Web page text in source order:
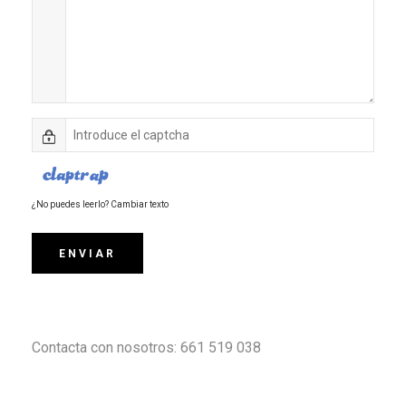
¿No puedes leerlo? Cambiar texto
ENVIAR
Contacta con nosotros: 661 519 038